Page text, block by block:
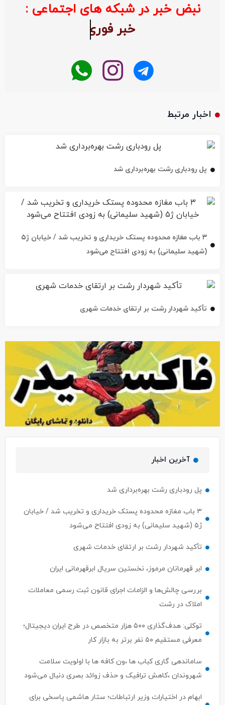
نبض خبر در شبکه های اجتماعی : خبر
پل رودباری رشت بهره‌برداری شد
تأکید شهردار رشت بر ارتقای خدمات شهری
آخرین اخبار
۳ باب مغازه محدوده پستک خریداری و تخریب شد / خیابان
تأکید شهردار رشت بر ارتقای خدمات شهری
ابر قهرمانان مرموز، نخستین سریال ابرقهرمانی ایران
بررسی چالش‌ها و الزامات اجرای قانون ثبت رسمی معاملات
معرفی مستقیم ۵۰ نفر برتر به بازار کار
ساماندهی گاری کباب ها ،ون کافه ها با اولویت سلامت
شهروندان ،کاهش ترافیک و حذف زوائد بصری دنبال می‌شود
ابهام در اختیارات وزیر ارتباطات؛ ستار هاشمی پاسخی برای